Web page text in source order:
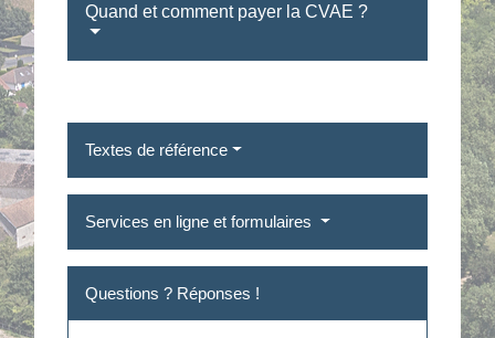
Quand et comment payer la CVAE ?
Textes de référence
Services en ligne et formulaires
Questions ? Réponses !